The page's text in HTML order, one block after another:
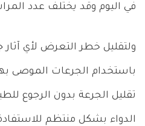
في اليوم وقد يختلف عدد
ولتقليل خطر التعرض لأي
باستخدام الجرعات الموصى
تقليل الجرعة بدون الرجوع
الدواء بشكل منتظم